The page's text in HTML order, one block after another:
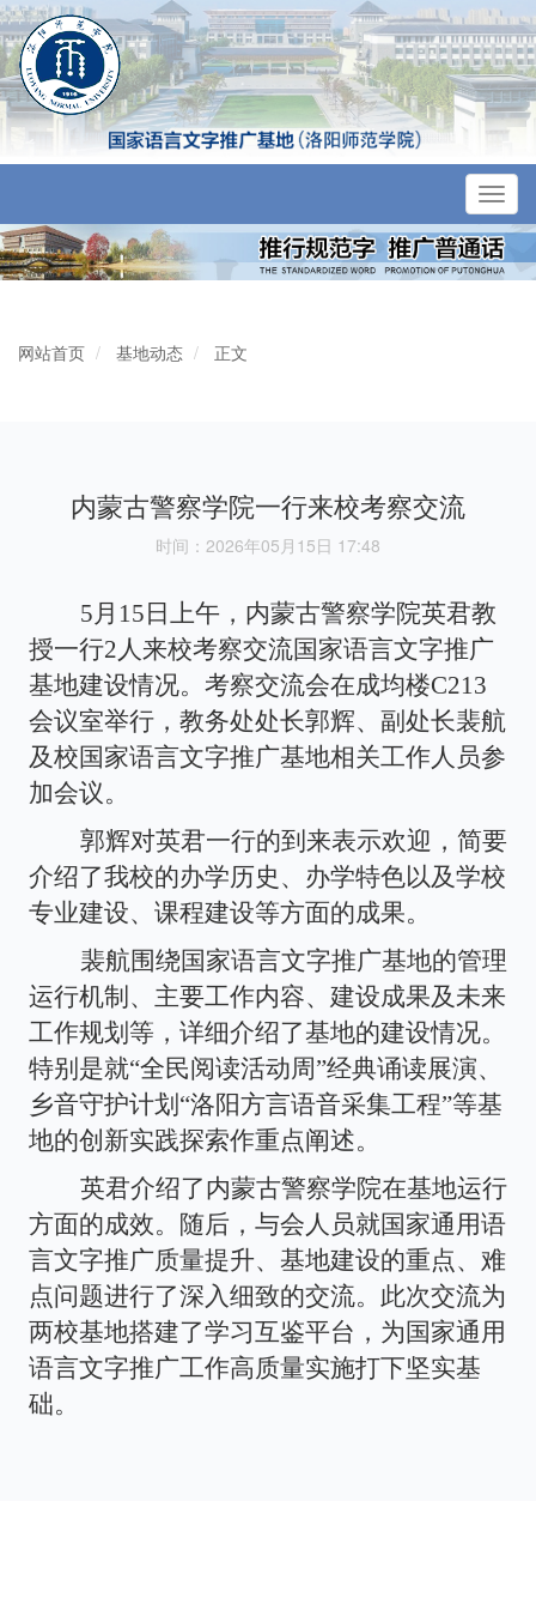
网站首页 基地动态 正文
内蒙古警察学院一行来校考察交流
时间：2026年05月15日 17:48
5月15日上午，内蒙古警察学院英君教
授一行2人来校考察交流国家语言文字推广
基地建设情况。考察交流会在成均楼C213
会议室举行，教务处处长郭辉、副处长裴航
及校国家语言文字推广基地相关工作人员参
加会议。
郭辉对英君一行的到来表示欢迎，简要
介绍了我校的办学历史、办学特色以及学校
专业建设、课程建设等方面的成果。
裴航围绕国家语言文字推广基地的管理
运行机制、主要工作内容、建设成果及未来
工作规划等，详细介绍了基地的建设情况。
特别是就“全民阅读活动周”经典诵读展演、
乡音守护计划“洛阳方言语音采集工程”等基
地的创新实践探索作重点阐述。
英君介绍了内蒙古警察学院在基地运行
方面的成效。随后，与会人员就国家通用语
言文字推广质量提升、基地建设的重点、难
点问题进行了深入细致的交流。此次交流为
两校基地搭建了学习互鉴平台，为国家通用
语言文字推广工作高质量实施打下坚实基
础。